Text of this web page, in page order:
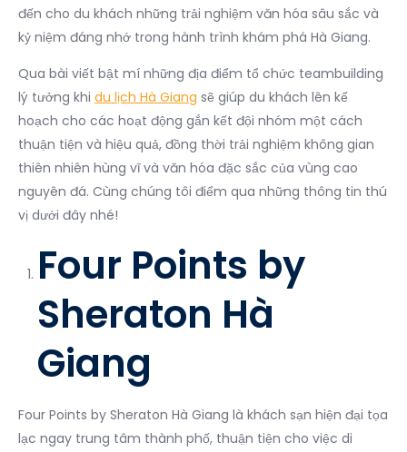
đến cho du khách những trải nghiệm văn hóa sâu sắc và
kỷ niệm đáng nhớ trong hành trình khám phá Hà Giang.
Qua bài viết bật mí những địa điểm tổ chức teambuilding
lý tưởng khi du lịch Hà Giang sẽ giúp du khách lên kế
hoạch cho các hoạt động gắn kết đội nhóm một cách
thuận tiện và hiệu quả, đồng thời trải nghiệm không gian
thiên nhiên hùng vĩ và văn hóa đặc sắc của vùng cao
nguyên đá. Cùng chúng tôi điểm qua những thông tin thú
vị dưới đây nhé!
Four Points by
Sheraton Hà
Giang
Four Points by Sheraton Hà Giang là khách sạn hiện đại tọa
lạc ngay trung tâm thành phố, thuận tiện cho việc di